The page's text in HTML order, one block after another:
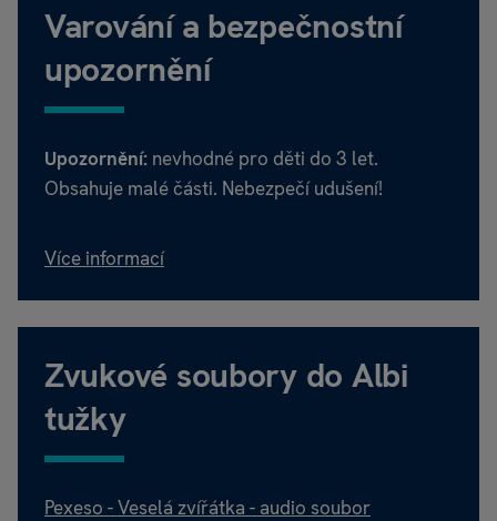
Varování a bezpečnostní
upozornění
Upozornění: nevhodné pro děti do 3 let.
Obsahuje malé části. Nebezpečí udušení!
Více informací
Zvukové soubory do Albi
tužky
Pexeso - Veselá zvířátka - audio soubor